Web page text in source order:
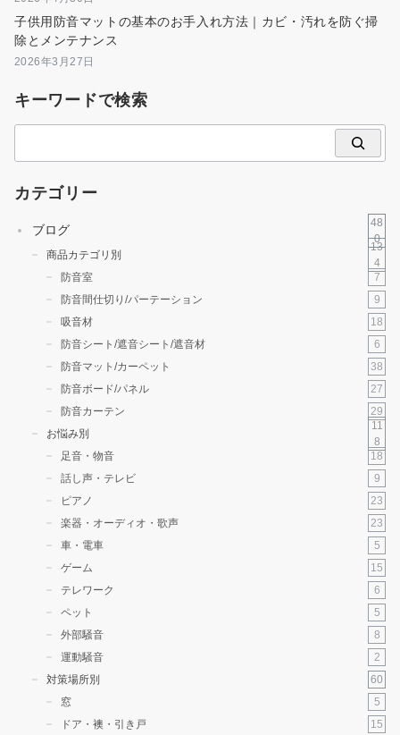
子供用防音マットの基本のお手入れ方法｜カビ・汚れを防ぐ掃
除とメンテナンス
2026年3月27日
キーワードで検索
カテゴリー
ブログ
48
0
商品カテゴリ別
13
4
防音室
7
防音間仕切り/パーテーション
9
吸音材
18
防音シート/遮音シート/遮音材
6
防音マット/カーペット
38
防音ボード/パネル
27
防音カーテン
29
お悩み別
11
8
足音・物音
18
話し声・テレビ
9
ピアノ
23
楽器・オーディオ・歌声
23
車・電車
5
ゲーム
15
テレワーク
6
ペット
5
外部騒音
8
運動騒音
2
対策場所別
60
窓
5
ドア・襖・引き戸
15